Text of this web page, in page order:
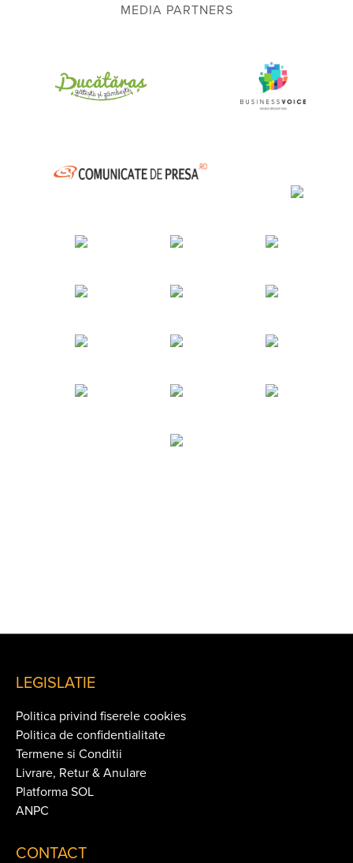
MEDIA PARTNERS
LEGISLATIE
Politica privind fiserele cookies
Politica de confidentialitate
Termene si Conditii
Livrare, Retur & Anulare
Platforma SOL
ANPC
CONTACT